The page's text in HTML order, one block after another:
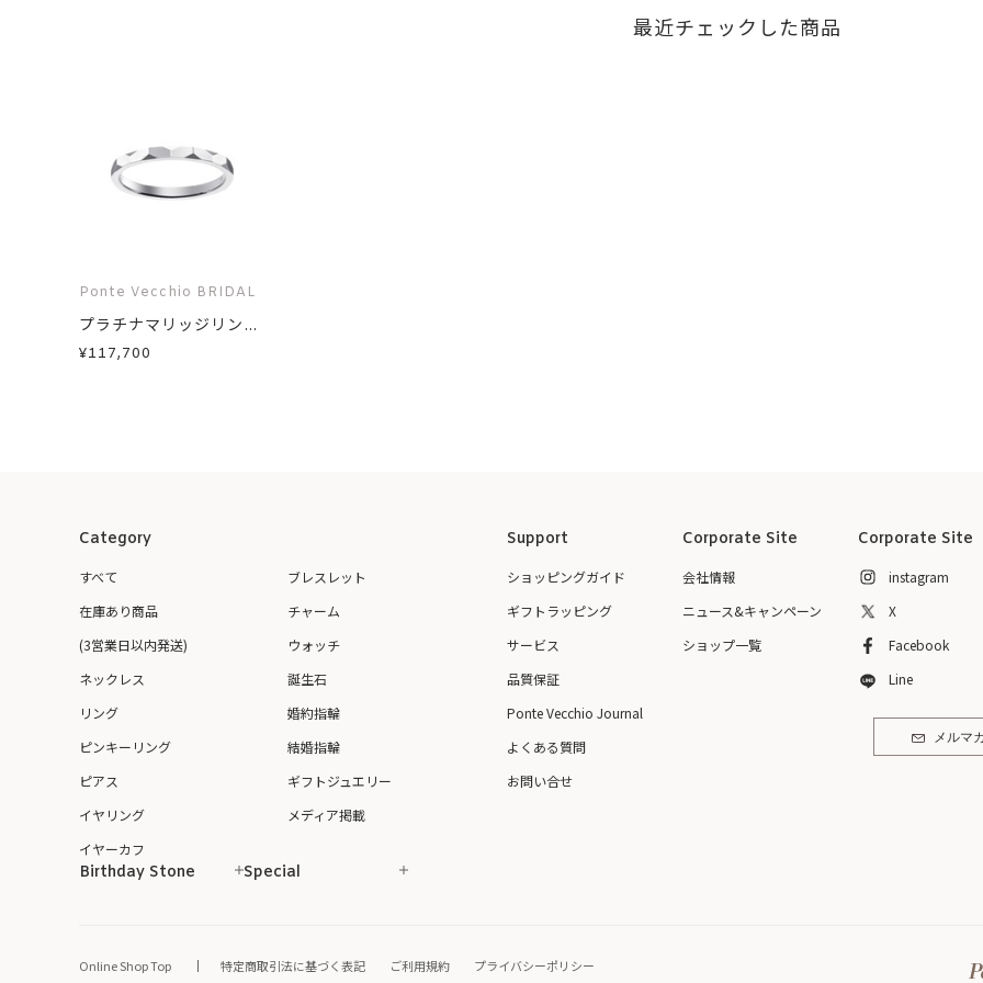
最近チェックした商品
Ponte Vecchio BRIDAL
プラチナマリッジリン...
¥117,700
Category
すべて
在庫あり商品
(3営業日以内発送)
ネックレス
リング
ピンキーリング
ピアス
イヤリング
イヤーカフ
ブレスレット
チャーム
ウォッチ
誕生石
婚約指輪
結婚指輪
ギフトジュエリー
メディア掲載
Support
ショッピングガイド
ギフトラッピング
サービス
品質保証
Ponte Vecchio Journal
よくある質問
お問い合せ
Corporate Site
会社情報
ニュース&キャンペーン
ショップ一覧
Corporate Site
instagram
X
Facebook
Line
メルマ
Birthday Stone Special
Online Shop Top 特定商取引法に基づく表記 ご利用規約
プライバシーポリシー